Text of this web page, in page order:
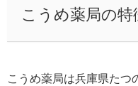
こうめ薬局の特
こうめ薬局は兵庫県たつ